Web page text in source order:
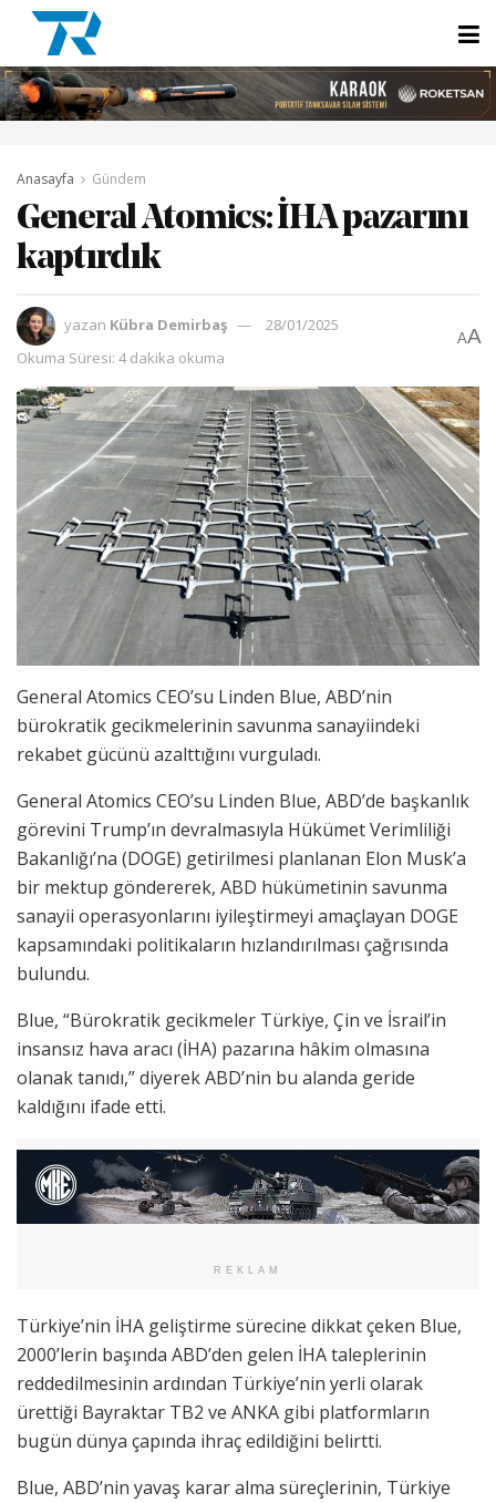
Anasayfa Gündem
General Atomics: İHA pazarını
kaptırdık
yazan Kübra Demirbaş
28/01/2025
Okuma Süresi: 4 dakika okuma
AA
General Atomics CEO’su Linden Blue, ABD’nin
bürokratik gecikmelerinin savunma sanayiindeki
rekabet gücünü azalttığını vurguladı.
General Atomics CEO’su Linden Blue, ABD’de başkanlık
görevini Trump’ın devralmasıyla Hükümet Verimliliği
Bakanlığı’na (DOGE) getirilmesi planlanan Elon Musk’a
bir mektup göndererek, ABD hükümetinin savunma
sanayii operasyonlarını iyileştirmeyi amaçlayan DOGE
kapsamındaki politikaların hızlandırılması çağrısında
bulundu.
Blue, “Bürokratik gecikmeler Türkiye, Çin ve İsrail’in
insansız hava aracı (İHA) pazarına hâkim olmasına
olanak tanıdı,” diyerek ABD’nin bu alanda geride
kaldığını ifade etti.
REKLAM
Türkiye’nin İHA geliştirme sürecine dikkat çeken Blue,
2000’lerin başında ABD’den gelen İHA taleplerinin
reddedilmesinin ardından Türkiye’nin yerli olarak
ürettiği Bayraktar TB2 ve ANKA gibi platformların
bugün dünya çapında ihraç edildiğini belirtti.
Blue, ABD’nin yavaş karar alma süreçlerinin, Türkiye